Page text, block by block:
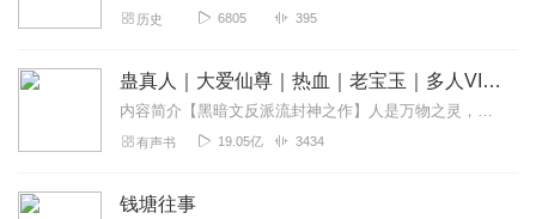
历史 6805 395
蛊真人｜大爱仙尊｜热血｜老宝玉｜多人VIP免费有声剧
内容简介【黑暗文反派流封神之作】人是万物之灵，蛊是天地真精。一个穿越者不断重生的故事。一个养蛊、炼蛊、用蛊的奇特世界。配音组（男角色）老宝玉旁白...
有声书 19.05亿 3434
钱塘往事